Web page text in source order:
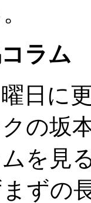
ラム
日に
の坂
を見
ずの